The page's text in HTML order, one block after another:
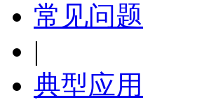
常见问题
|
典型应用